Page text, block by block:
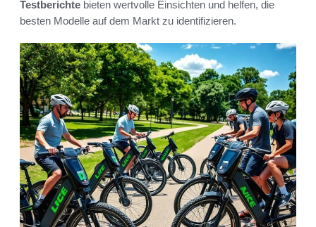
Testberichte bieten wertvolle Einsichten und helfen, die
besten Modelle auf dem Markt zu identifizieren.